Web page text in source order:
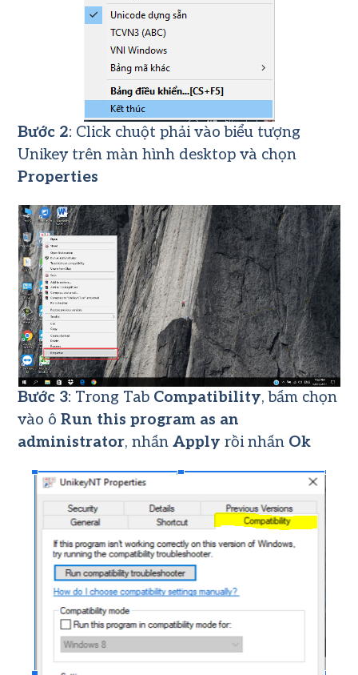
Bước 2: Click chuột phải vào biểu tượng
Unikey trên màn hình desktop và chọn
Properties
Bước 3: Trong Tab Compatibility, bấm chọn
vào ôRun this program as an
administrator, nhấn Apply rồi nhấn Ok